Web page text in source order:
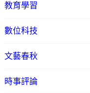
教育學習
數位科技
文藝春秋
時事評論